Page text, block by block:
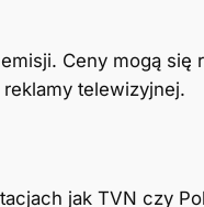
Ceny mogą się
telewizyjnej.
jak TVN czy